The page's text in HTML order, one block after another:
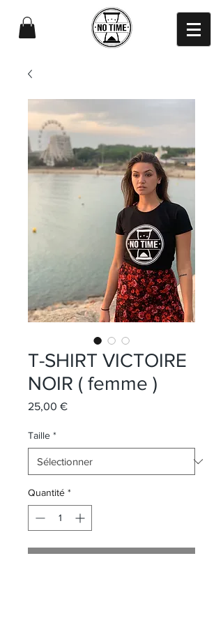
T-SHIRT VICTOIRE
NOIR ( femme )
25,00 €Prix
Taille *
Quantité *